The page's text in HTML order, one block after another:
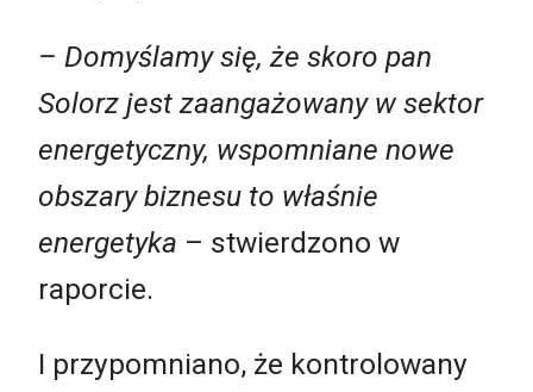
– Domyślamy się, że skoro pan
Solorz jest zaangażowany w sektor
energetyczny, wspomniane nowe
obszary biznesu to właśnie
energetyka – stwierdzono w
raporcie.
I przypomniano, że kontrolowany